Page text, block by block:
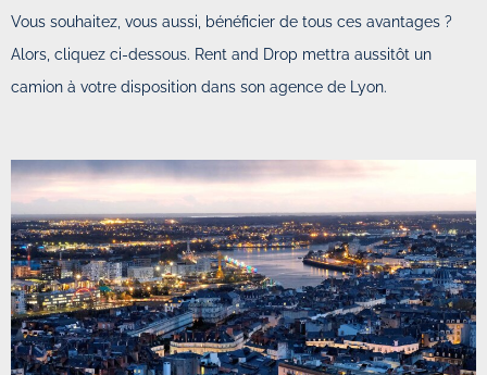
Vous souhaitez, vous aussi, bénéficier de tous ces avantages ?
Alors, cliquez ci-dessous. Rent and Drop mettra aussitôt un
camion à votre disposition dans son agence de Lyon.